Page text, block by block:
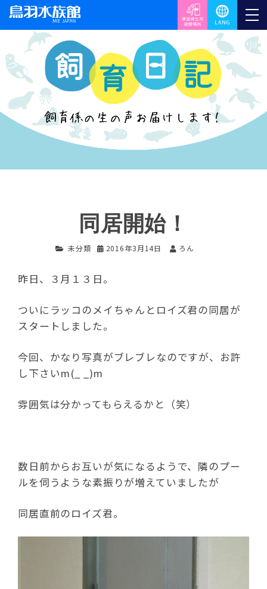
同居開始！
未分類 2016年3月14日 ろん
昨日、３月１３日。
ついにラッコのメイちゃんとロイズ君の同居が
スタートしました。
今回、かなり写真がブレブレなのですが、お許
し下さいm(_ _)m
雰囲気は分かってもらえるかと（笑）
数日前からお互いが気になるようで、隣のプー
ルを伺うような素振りが増えていましたが
同居直前のロイズ君。